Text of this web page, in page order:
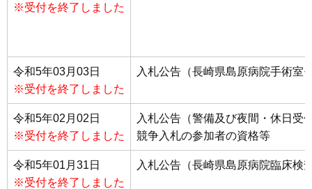
※受付を終了しました
令和5年03月03日
※受付を終了しました
入札公告（長崎県島原病院手術室
令和5年02月02日
※受付を終了しました
入札公告（警備及び夜間・休日受
競争入札の参加者の資格等
令和5年01月31日
※受付を終了しました
入札公告（長崎県島原病院臨床検